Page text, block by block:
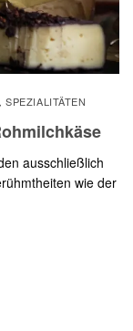
,SPEZIALITÄTEN
ausschließlich
wie der